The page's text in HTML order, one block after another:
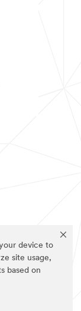
device to
site usage,
based on